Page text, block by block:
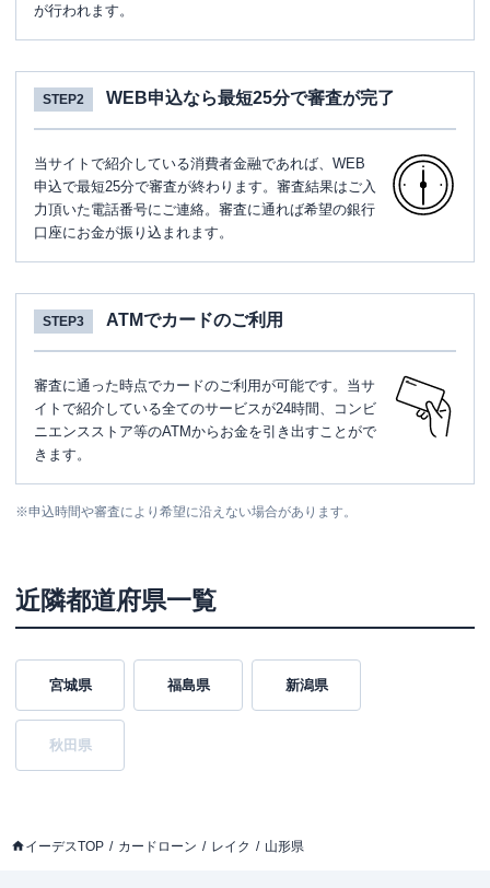
が行われます。
STEP2 WEB申込なら最短25分で審査が完了
当サイトで紹介している消費者金融であれば、WEB
申込で最短25分で審査が終わります。審査結果はご入
力頂いた電話番号にご連絡。審査に通れば希望の銀行
口座にお金が振り込まれます。
STEP3 ATMでカードのご利用
審査に通った時点でカードのご利用が可能です。当サ
イトで紹介している全てのサービスが24時間、コンビ
ニエンスストア等のATMからお金を引き出すことがで
きます。
※申込時間や審査により希望に沿えない場合があります。
近隣都道府県一覧
宮城県 福島県 新潟県
秋田県
イーデスTOP カードローン レイク 山形県